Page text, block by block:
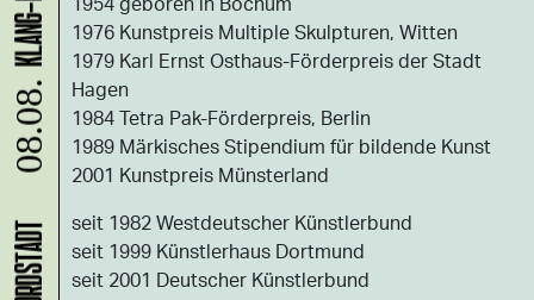
1976 Kunstpreis Multiple Skulpturen, Witten
1979 Karl Ernst Osthaus-Förderpreis der Stadt
Hagen
1984 Tetra Pak-Förderpreis, Berlin
1989 Märkisches Stipendium für bildende Kunst
2001 Kunstpreis Münsterland
seit 1982 Westdeutscher Künstlerbund
seit 1999 Künstlerhaus Dortmund
seit 2001 Deutscher Künstlerbund
08.08.